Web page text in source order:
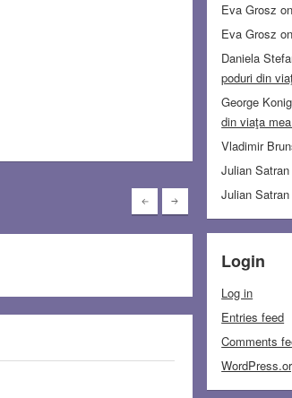
Eva Grosz on
Eva Grosz on
Daniela
poduri din
George Konig
din viaţa
Vladimir
Julian Satran
Julian Satran
Login
Log in
Entries feed
Comments